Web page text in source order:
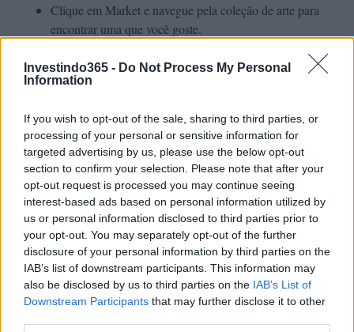
Investindo365 - Do Not Process My Personal
Information
If you wish to opt-out of the sale, sharing to third parties, or
processing of your personal or sensitive information for
targeted advertising by us, please use the below opt-out
section to confirm your selection. Please note that after your
opt-out request is processed you may continue seeing
interest-based ads based on personal information utilized by
us or personal information disclosed to third parties prior to
your opt-out. You may separately opt-out of the further
disclosure of your personal information by third parties on the
IAB’s list of downstream participants. This information may
also be disclosed by us to third parties on the IAB’s List of
Downstream Participants that may further disclose it to other
Clique em Market e navegue pela coleção de arte para
encontrar uma que você goste.
Insira o valor do seu lance e aprove a transação.
Seu ETH ficará bloqueado até que seu lance seja
a negociação será liquidada quando você clicar em
Continuar com o pagamento.
Vá para Meus itens para ver o item comprado.
Como você sabe que seu NFT é autêntico?
Como os NFTs residem no blockchain e os itens sendo
trocados são bens digitais, é fácil verificar se o item que
você comprou é autêntico. Cada compra tem um hash de
transação, incluindo o endereço do criador do token, dos
licitantes e do eventual comprador.